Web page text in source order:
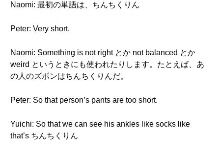
Naomi: 最初の単語は、ちんちくりん
Peter: Very short.
Naomi: Something is not right とか not balanced とか
weird というときにも使われたりします。たとえば、あ
の人のズボンはちんちくりんだ。
Peter: So that person’s pants are too short.
Yuichi: So that we can see his ankles like socks like
that’s ちんちくりん